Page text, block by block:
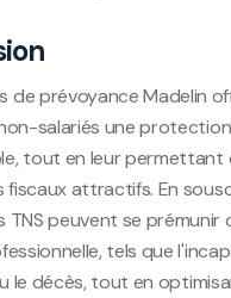
de prévoyance Madelin
salariés une
tout en leur permettant
fiscaux attractifs. En
TNS peuvent se prémunir
tels que
le décès, tout en